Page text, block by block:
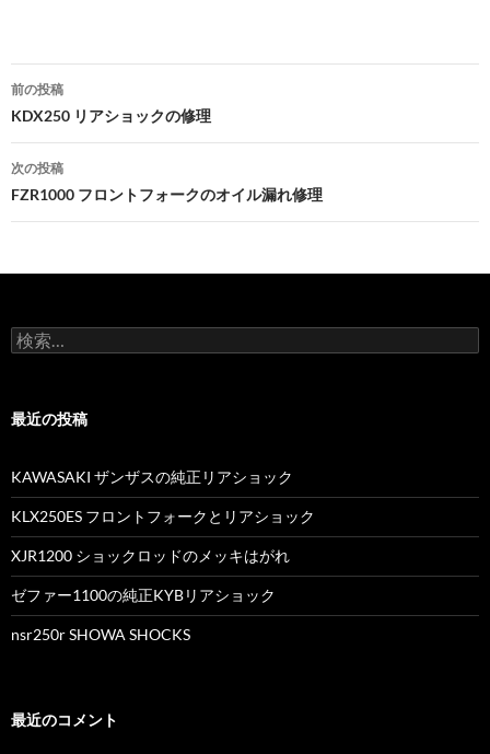
投
稿
ナ
ゲ
シ
ン
前の投稿
KDX250 リアショックの修理
次の投稿
FZR1000 フロントフォークのオイル漏れ修理
検
索
最近の投稿
KAWASAKI ザンザスの純正リアショック
KLX250ES フロントフォークとリアショック
XJR1200 ショックロッドのメッキはがれ
ゼファー1100の純正KYBリアショック
nsr250r SHOWA SHOCKS
最近のコメント